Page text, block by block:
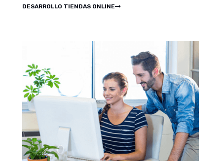
DESARROLLO TIENDAS ONLINE